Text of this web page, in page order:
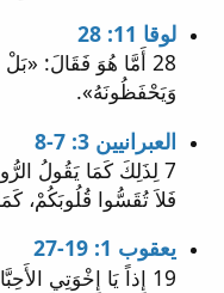
لوقا 11: 28
28 أَمَّا هُوَ فَقَالَ:
وَيَحْفَظُونَهُ».
العبرانيين 3: 7-8
فَلاَ تُقَسُّوا قُلُوبَكُمْ،
يعقوب 1: 19-27
19 إِذاً يَا إِخْوَتِي